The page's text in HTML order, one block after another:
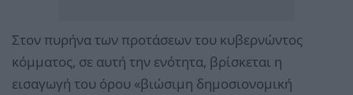
Στον πυρήνα των προτάσεων του κυβερνώντος
κόμματος, σε αυτή την ενότητα, βρίσκεται η
εισαγωγή του όρου «βιώσιμη δημοσιονομική